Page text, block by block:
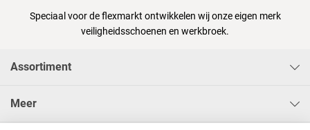
Speciaal voor de flexmarkt ontwikkelen wij onze eigen merk
veiligheidsschoenen en werkbroek.
Assortiment
Meer